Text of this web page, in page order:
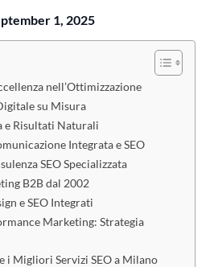
1, 2025
nell’Ottimizzazione
su Misura
e Risultati Naturali
Integrata e SEO
SEO Specializzata
B2B dal 2002
e SEO Integrati
Marketing: Strategia
i Migliori Servizi SEO a Milano